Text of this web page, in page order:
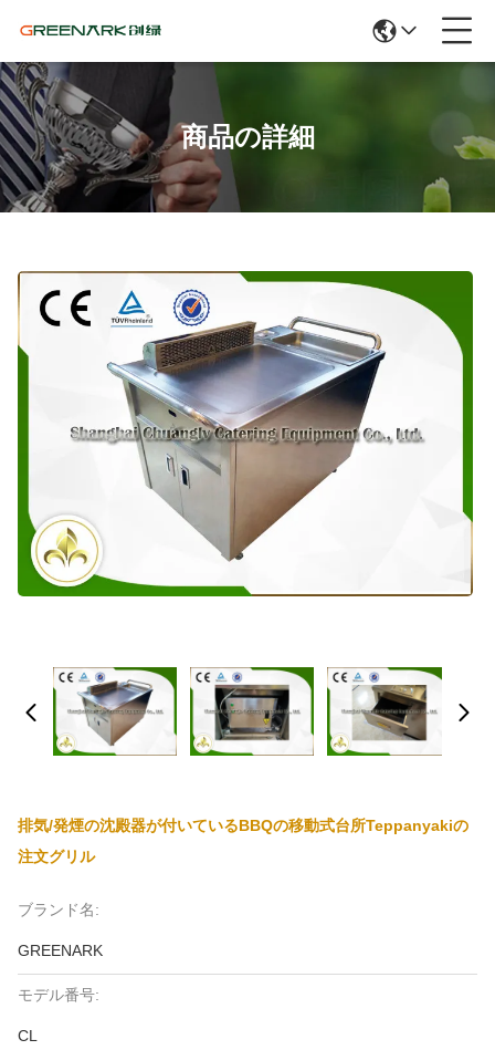
商品の詳細
排気/発煙の沈殿器が付いているBBQの移動式台所Teppanyakiの
注文グリル
ブランド名:
GREENARK
モデル番号:
CL